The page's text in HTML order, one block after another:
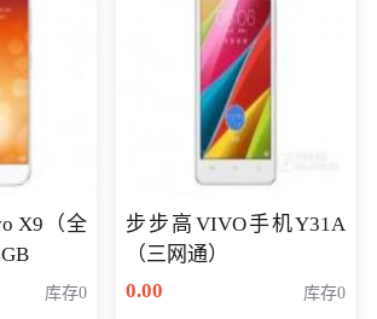
X9（全
库存0
步步高VIVO手机Y31A
（三网通）
0.00
库存0